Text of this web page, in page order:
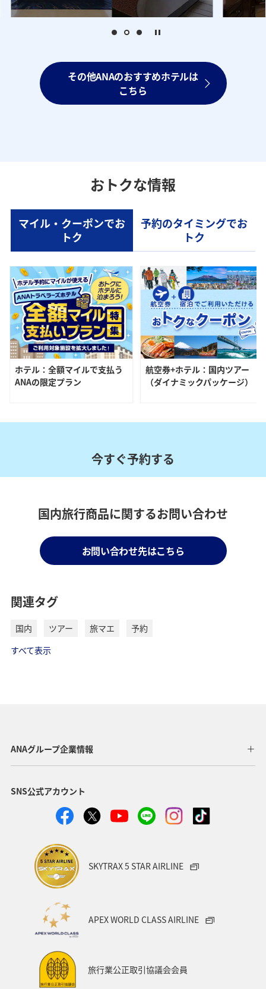
その他ANAのおすすめホテルは
こちら
おトクな情報
マイル・クーポンでお
トク
予約のタイミングでお
トク
ホテル：全額マイルで支払う
ANAの限定プラン
航空券+ホテル：国内ツアー
（ダイナミックパッケージ）
今すぐ予約する
国内旅行商品に関するお問い合わせ
お問い合わせ先はこちら
関連タグ
国内 ツアー 旅マエ
予約
すべて表示
ANAグループ企業情報
SNS公式アカウント
SKYTRAX 5 STAR AIRLINE
APEX WORLD CLASS AIRLINE
旅行業公正取引協議会会員